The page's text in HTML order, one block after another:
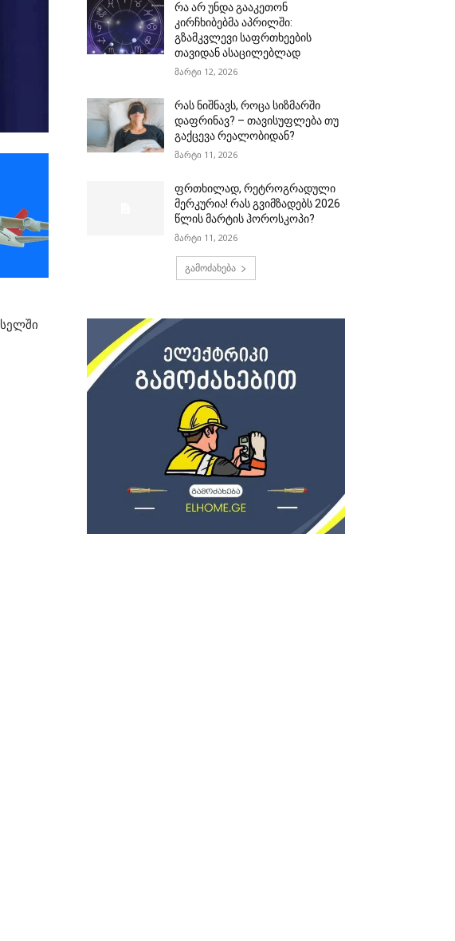
რა არ უნდა გააკეთონ
კირჩხიბებმა აპრილში:
გზამკვლევი საფრთხეების
თავიდან ასაცილებლად
მარტი 12, 2026
რას ნიშნავს, როცა სიზმარში
დაფრინავ? – თავისუფლება თუ
გაქცევა რეალობიდან?
მარტი 11, 2026
ფრთხილად, რეტროგრადული
მერკურია! რას გვიმზადებს 2026
წლის მარტის ჰოროსკოპი?
მარტი 11, 2026
გამოძახება